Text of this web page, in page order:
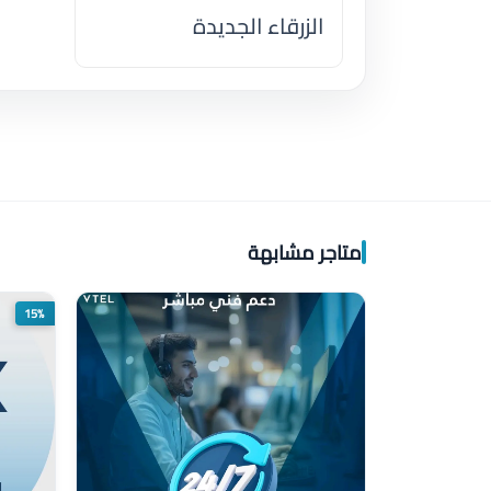
الزرقاء الجديدة
متاجر مشابهة
15%